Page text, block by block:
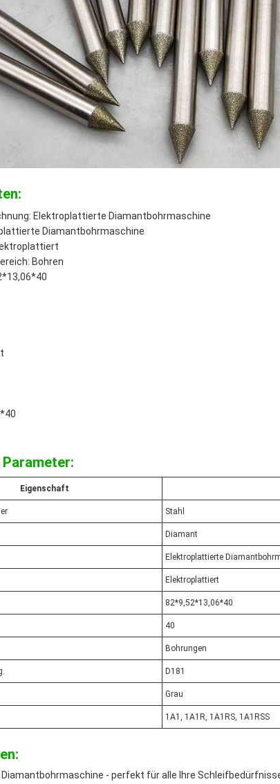
Elektroplattierte Diamantbohrmaschine
Diamantbohrmaschine
Bohren
Eigenschaft
Stahl
Diamant
Elektroplattierte
Elektroplattiert
82*9,52*13,06*40
40
Bohrungen
D181
Grau
1A1, 1A1R, 1A1RS, 1A1RSS
- perfekt für alle Ihre